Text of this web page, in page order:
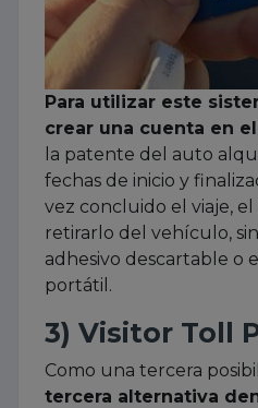
Para utilizar este
crear una cuenta en
la patente del auto
fechas de inicio y
vez concluido el viaje,
retirarlo del vehículo,
adhesivo descartable o
portátil.
3) Visitor Toll
Como una tercera
tercera alternativa